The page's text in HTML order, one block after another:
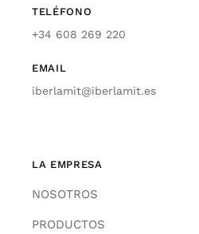
TELÉFONO
+34 608 269 220
EMAIL
iberlamit@iberlamit.es
LA EMPRESA
NOSOTROS
PRODUCTOS